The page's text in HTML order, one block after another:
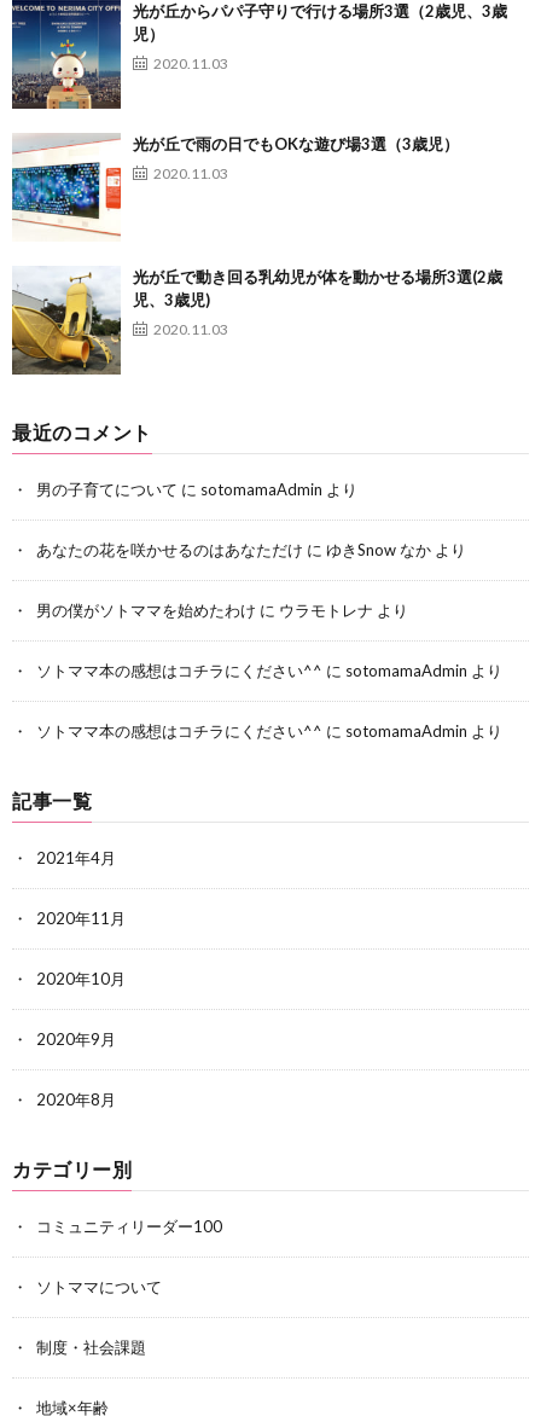
光が丘からパパ子守りで行ける場所3選（2歳児、3歳
児）
2020.11.03
光が丘で雨の日でもOKな遊び場3選（3歳児）
2020.11.03
光が丘で動き回る乳幼児が体を動かせる場所3選(2歳
児、3歳児)
2020.11.03
最近のコメント
男の子育てについて に sotomamaAdmin より
あなたの花を咲かせるのはあなただけ に ゆきSnow なか より
男の僕がソトママを始めたわけ に ウラモトレナ より
ソトママ本の感想はコチラにください^^ に sotomamaAdmin より
ソトママ本の感想はコチラにください^^ に sotomamaAdmin より
記事一覧
2021年4月
2020年11月
2020年10月
2020年9月
2020年8月
カテゴリー別
コミュニティリーダー100
ソトママについて
制度・社会課題
地域×年齢